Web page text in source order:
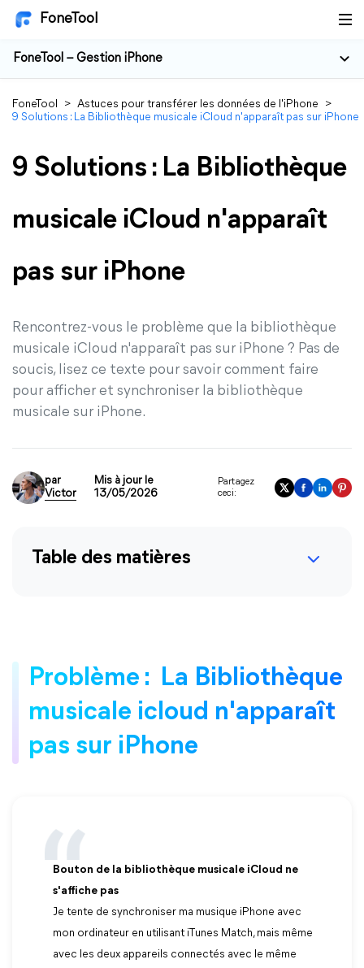
FoneTool
FoneTool – Gestion iPhone
FoneTool > Astuces pour transférer les données de l'iPhone
>
9 Solutions : La Bibliothèque musicale iCloud n'apparaît pas sur iPhone
9 Solutions : La Bibliothèque
musicale iCloud n'apparaît
pas sur iPhone
Rencontrez-vous le problème que la bibliothèque
musicale iCloud n'apparaît pas sur iPhone ? Pas de
soucis, lisez ce texte pour savoir comment faire
pour afficher et synchroniser la bibliothèque
musicale sur iPhone.
par
Victor
Mis à jour le
13/05/2026
Partagez
ceci:
Table des matières
Problème : La Bibliothèque
musicale icloud n'apparaît
pas sur iPhone
Bouton de la bibliothèque musicale iCloud ne
s'affiche pas
Je tente de synchroniser ma musique iPhone avec
mon ordinateur en utilisant iTunes Match, mais même
avec les deux appareils connectés avec le même